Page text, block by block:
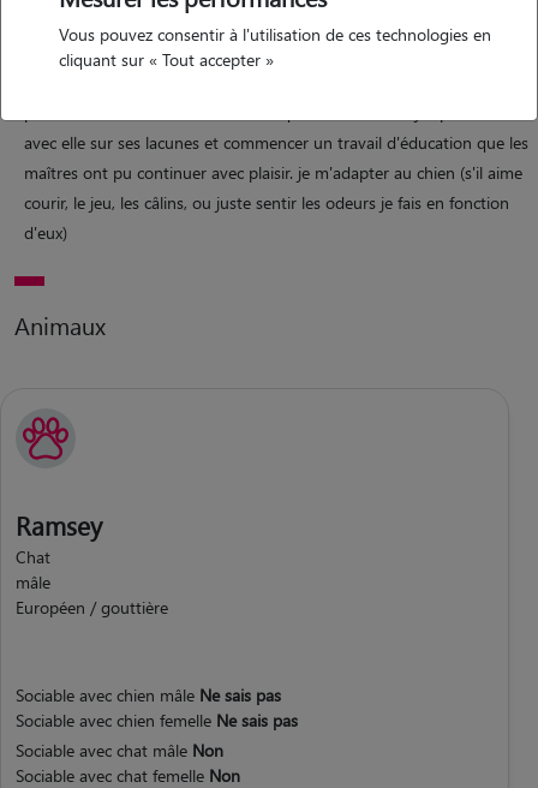
j'ai déjà pu garder à plusieurs reprises plusieurs chiens d'âges et
avec elle sur ses lacunes et commencer un travail d'éducation que les
maîtres ont pu continuer avec plaisir. je m'adapter au chien (s'il aime
courir, le jeu, les câlins, ou juste sentir les odeurs je fais en fonction
d'eux)
Animaux
Ramsey
Chat
mâle
Européen / gouttière
Sociable avec chien mâle Ne sais pas
Sociable avec chien femelle Ne sais pas
Sociable avec chat mâle Non
Sociable avec chat femelle Non
Vous pouvez consentir à l'utilisation de ces technologies en
cliquant sur « Tout accepter »